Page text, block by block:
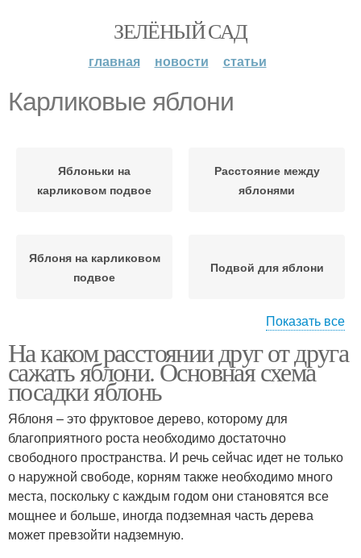
ЗЕЛЁНЫЙ САД
главная новости статьи
Карликовые яблони
Яблоньки на
карликовом подвое
Расстояние между
яблонями
Яблоня на карликовом
подвое
Подвой для яблони
подвое
Карликовый подвой
Саженцы на
карликовом подвое
Расстояние от яблони
Низкорослые яблони
Показать все
На каком расстоянии друг от друга
сажать яблони. Основная схема
посадки яблонь
Яблоня – это фруктовое дерево, которому для
благоприятного роста необходимо достаточно
свободного пространства. И речь сейчас идет не только
о наружной свободе, корням также необходимо много
места, поскольку с каждым годом они становятся все
мощнее и больше, иногда подземная часть дерева
может превзойти надземную.